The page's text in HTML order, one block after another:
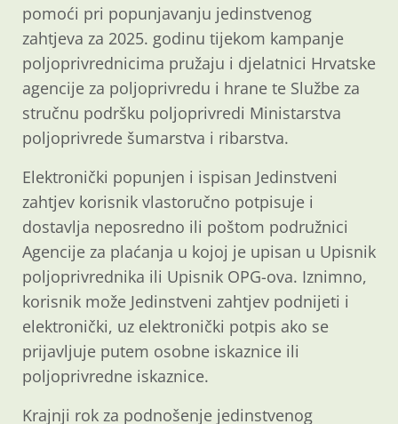
pomoći pri popunjavanju jedinstvenog
zahtjeva za 2025. godinu tijekom kampanje
poljoprivrednicima pružaju i djelatnici Hrvatske
agencije za poljoprivredu i hrane te Službe za
stručnu podršku poljoprivredi Ministarstva
poljoprivrede šumarstva i ribarstva.
Elektronički popunjen i ispisan Jedinstveni
zahtjev korisnik vlastoručno potpisuje i
dostavlja neposredno ili poštom podružnici
Agencije za plaćanja u kojoj je upisan u Upisnik
poljoprivrednika ili Upisnik OPG-ova. Iznimno,
korisnik može Jedinstveni zahtjev podnijeti i
elektronički, uz elektronički potpis ako se
prijavljuje putem osobne iskaznice ili
poljoprivredne iskaznice.
Krajnji rok za podnošenje jedinstvenog